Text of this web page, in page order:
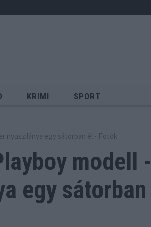
KRIMI SPORT
nyuszilánya egy sátorban él - Fotók
modell -
egy sátorban